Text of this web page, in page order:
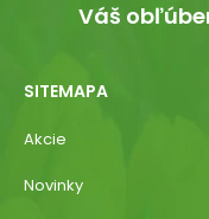
Váš
SITEMAPA
Akcie
Novinky